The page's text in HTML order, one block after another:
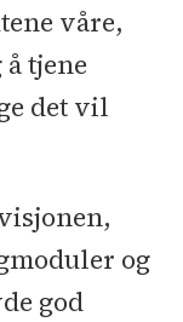
våre,
tjene
det vil
og
god